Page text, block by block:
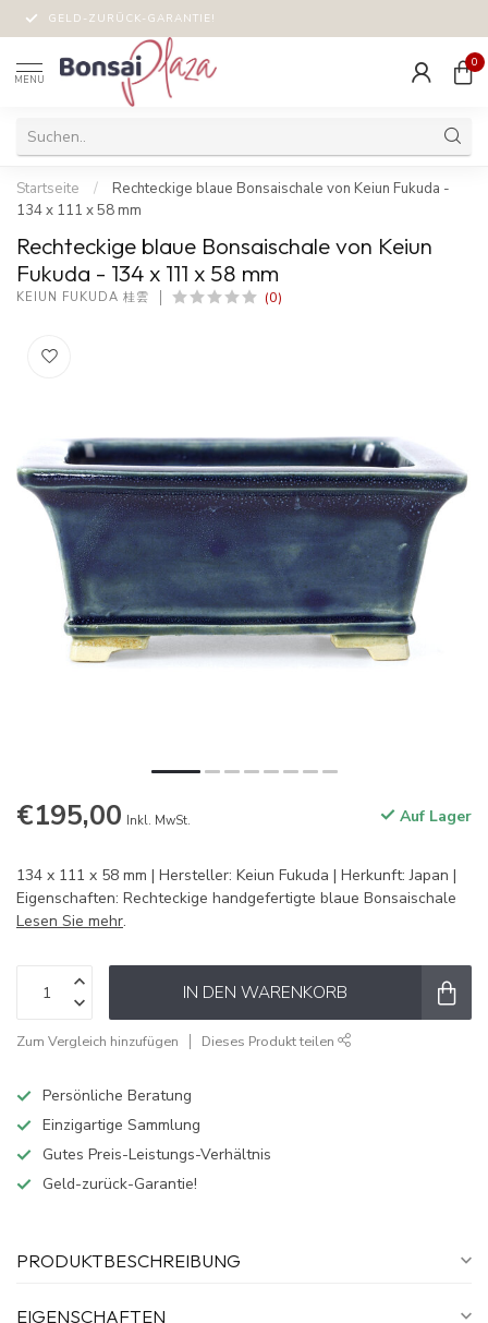
GELD-ZURÜCK-GARANTIE!
MENU
0
Startseite /
Rechteckige blaue Bonsaischale von Keiun Fukuda -
134 x 111 x 58 mm
Rechteckige blaue Bonsaischale von Keiun
Fukuda - 134 x 111 x 58 mm
KEIUN FUKUDA 桂雲 (0)
€195,00 Inkl. MwSt. Auf Lager
134 x 111 x 58 mm | Hersteller: Keiun Fukuda | Herkunft: Japan |
Eigenschaften: Rechteckige handgefertigte blaue Bonsaischale
Lesen Sie mehr.
IN DEN WARENKORB
Zum Vergleich hinzufügen Dieses Produkt teilen
Persönliche Beratung
Einzigartige Sammlung
Gutes Preis-Leistungs-Verhältnis
Geld-zurück-Garantie!
PRODUKTBESCHREIBUNG
EIGENSCHAFTEN